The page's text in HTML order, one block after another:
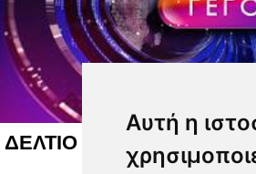
Αυτή η
ΔΕΛΤΙΟ ΕΙΔΗΣΕΩΝ 07 08